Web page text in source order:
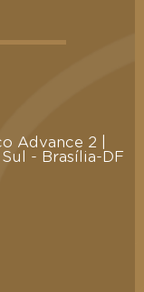
Advance 2 |
Sul - Brasília-DF